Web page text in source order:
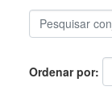
Ordenar por